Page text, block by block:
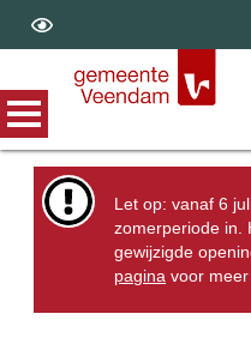
Let op: vanaf 6
zomerperiode in.
gewijzigde
pagina voor meer